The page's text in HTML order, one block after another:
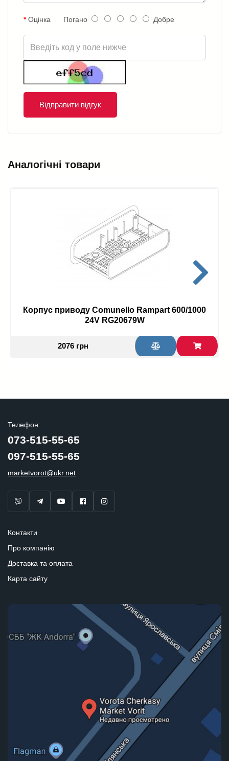
Оцінка Погано Добре
Відправити відгук
Аналогічні товари
Корпус приводу Comunello Rampart 600/1000
24V RG20679W
2076 грн
Телефон:
073-515-55-65
097-515-55-65
marketvorot@ukr.net
Контакти
Про компанію
Доставка та оплата
Карта сайту